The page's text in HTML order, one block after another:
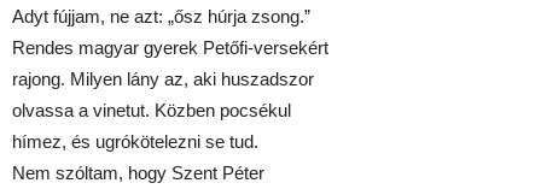
Adyt fújjam, ne azt: „ősz húrja zsong.”
Rendes magyar gyerek Petőfi-versekért
rajong. Milyen lány az, aki huszadszor
olvassa a vinetut. Közben pocsékul
hímez, és ugrókötelezni se tud.
Nem szóltam, hogy Szent Péter